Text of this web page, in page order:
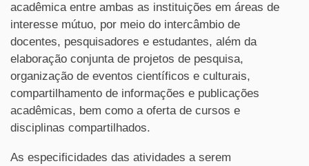
acadêmica entre ambas as instituições em áreas de
interesse mútuo, por meio do intercâmbio de
docentes, pesquisadores e estudantes, além da
elaboração conjunta de projetos de pesquisa,
organização de eventos científicos e culturais,
compartilhamento de informações e publicações
acadêmicas, bem como a oferta de cursos e
disciplinas compartilhados.
As especificidades das atividades a serem